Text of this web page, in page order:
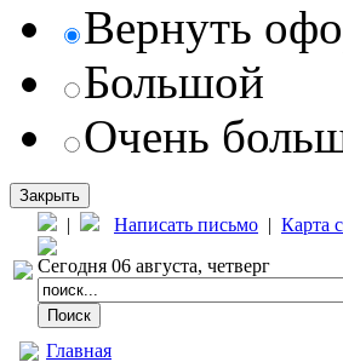
Вернуть
Большой
Очень
Закрыть
| Написать письмо | Карта
Сегодня 06 августа, четверг
Главная